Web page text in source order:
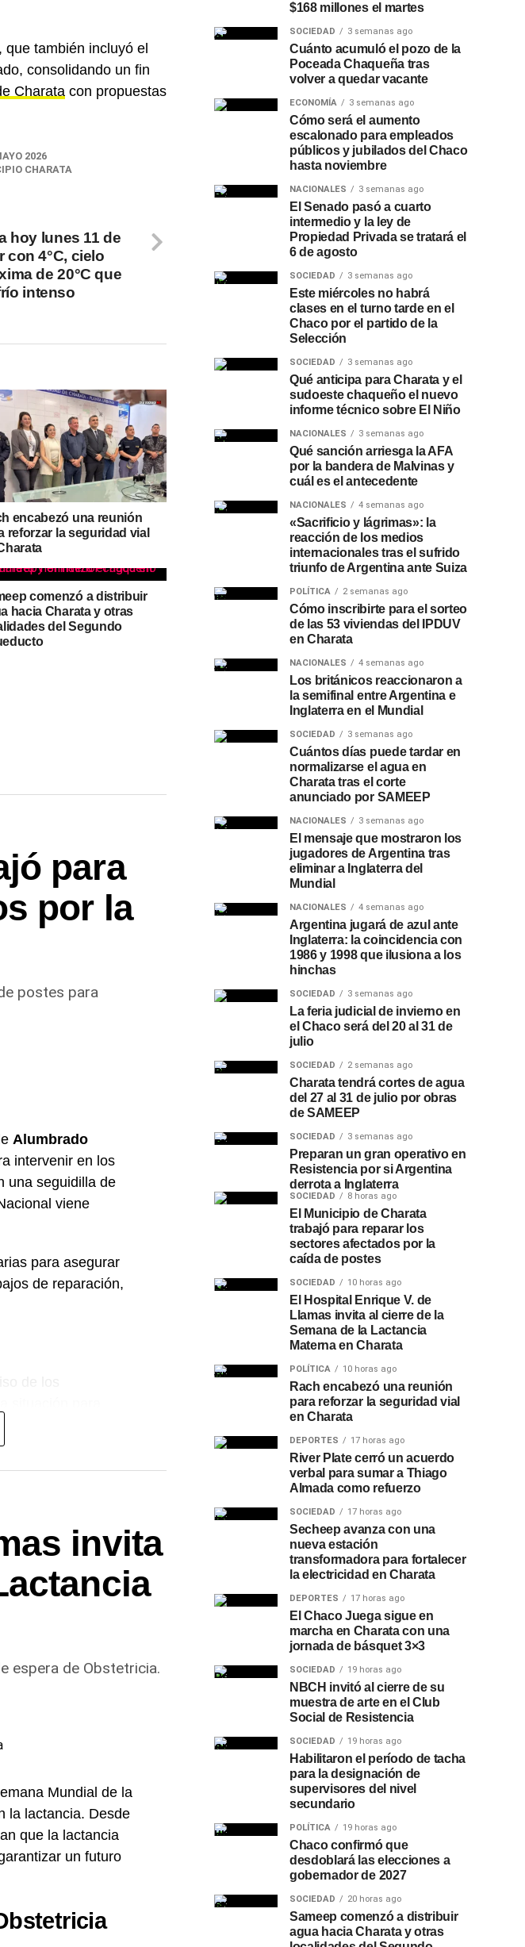
también incluyó el
consolidando un fin
Charata con propuestas
2026
CHARATA
hoy lunes 11 de
con 4°C, cielo
de 20°C que
intenso
encabezó una reunión
reforzar la seguridad vial
comenzó a distribuir
hacia Charata y otras
del Segundo
para
por la
postes para
Alumbrado
intervenir en los
una seguidilla de
viene
para asegurar
de reparación,
invita
espera de Obstetricia.
Mundial de la
la lactancia. Desde
que la lactancia
un futuro
$168 millones el martes
SOCIEDAD 3 semanas ago
Cuánto acumuló el pozo de la
Poceada Chaqueña tras
volver a quedar vacante
ECONOMÍA 3 semanas ago
Cómo será el aumento
escalonado para empleados
públicos y jubilados del Chaco
hasta noviembre
NACIONALES 3 semanas ago
El Senado pasó a cuarto
intermedio y la ley de
Propiedad Privada se tratará el
6 de agosto
SOCIEDAD 3 semanas ago
Este miércoles no habrá
clases en el turno tarde en el
Chaco por el partido de la
Selección
SOCIEDAD 3 semanas ago
Qué anticipa para Charata y el
sudoeste chaqueño el nuevo
informe técnico sobre El Niño
NACIONALES 3 semanas ago
Qué sanción arriesga la AFA
por la bandera de Malvinas y
cuál es el antecedente
NACIONALES 4 semanas ago
«Sacrificio y lágrimas»: la
reacción de los medios
internacionales tras el sufrido
triunfo de Argentina ante Suiza
POLÍTICA 2 semanas ago
Cómo inscribirte para el sorteo
de las 53 viviendas del IPDUV
en Charata
NACIONALES 4 semanas ago
Los británicos reaccionaron a
la semifinal entre Argentina e
Inglaterra en el Mundial
SOCIEDAD 3 semanas ago
Cuántos días puede tardar en
normalizarse el agua en
Charata tras el corte
anunciado por SAMEEP
NACIONALES 3 semanas ago
El mensaje que mostraron los
jugadores de Argentina tras
eliminar a Inglaterra del
Mundial
NACIONALES 4 semanas ago
Argentina jugará de azul ante
Inglaterra: la coincidencia con
1986 y 1998 que ilusiona a los
hinchas
SOCIEDAD 3 semanas ago
La feria judicial de invierno en
el Chaco será del 20 al 31 de
julio
SOCIEDAD 2 semanas ago
Charata tendrá cortes de agua
del 27 al 31 de julio por obras
de SAMEEP
SOCIEDAD 3 semanas ago
Preparan un gran operativo en
Resistencia por si Argentina
derrota a Inglaterra
SOCIEDAD 8 horas ago
El Municipio de Charata
trabajó para reparar los
sectores afectados por la
caída de postes
SOCIEDAD 10 horas ago
El Hospital Enrique V. de
Llamas invita al cierre de la
Semana de la Lactancia
Materna en Charata
POLÍTICA 10 horas ago
Rach encabezó una reunión
para reforzar la seguridad vial
en Charata
DEPORTES 17 horas ago
River Plate cerró un acuerdo
verbal para sumar a Thiago
Almada como refuerzo
SOCIEDAD 17 horas ago
Secheep avanza con una
nueva estación
transformadora para fortalecer
la electricidad en Charata
DEPORTES 17 horas ago
El Chaco Juega sigue en
marcha en Charata con una
jornada de básquet 3×3
SOCIEDAD 19 horas ago
NBCH invitó al cierre de su
muestra de arte en el Club
Social de Resistencia
SOCIEDAD 19 horas ago
Habilitaron el período de tacha
para la designación de
supervisores del nivel
secundario
POLÍTICA 19 horas ago
Chaco confirmó que
desdoblará las elecciones a
gobernador de 2027
SOCIEDAD 20 horas ago
Sameep comenzó a distribuir
agua hacia Charata y otras